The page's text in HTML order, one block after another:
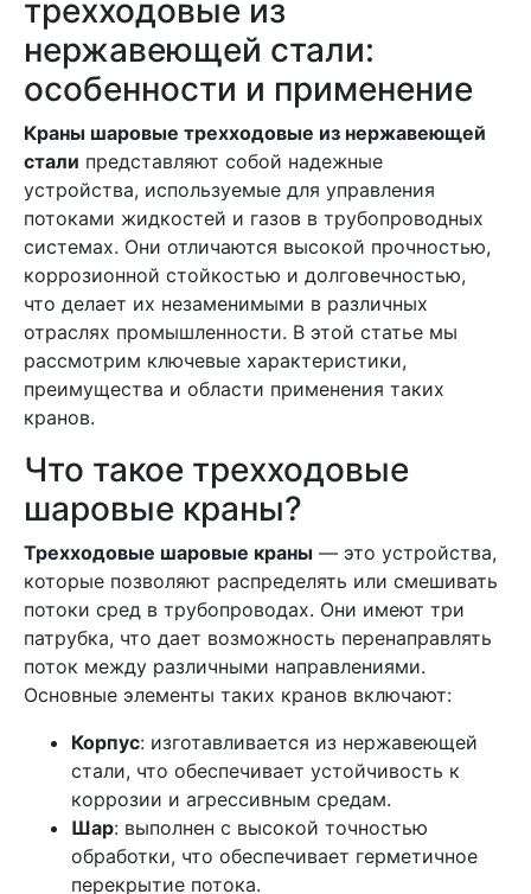
трехходовые из
нержавеющей стали:
особенности и применение
Краны шаровые трехходовые из нержавеющей
стали представляют собой надежные
устройства, используемые для управления
потоками жидкостей и газов в трубопроводных
системах. Они отличаются высокой прочностью,
коррозионной стойкостью и долговечностью,
что делает их незаменимыми в различных
отраслях промышленности. В этой статье мы
рассмотрим ключевые характеристики,
преимущества и области применения таких
кранов.
Что такое трехходовые
шаровые краны?
Трехходовые шаровые краны — это устройства,
которые позволяют распределять или смешивать
потоки сред в трубопроводах. Они имеют три
патрубка, что дает возможность перенаправлять
поток между различными направлениями.
Основные элементы таких кранов включают:
Корпус: изготавливается из нержавеющей
стали, что обеспечивает устойчивость к
коррозии и агрессивным средам.
Шар: выполнен с высокой точностью
обработки, что обеспечивает герметичное
перекрытие потока.